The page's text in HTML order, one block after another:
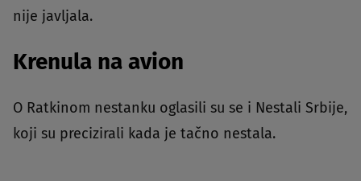
nije javljala.
Krenula na avion
O Ratkinom nestanku oglasili su se i Nestali Srbije,
koji su precizirali kada je tačno nestala.